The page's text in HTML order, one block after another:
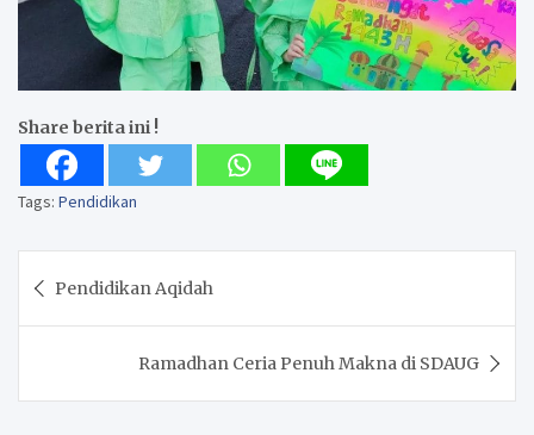
Share berita ini !
Tags: Pendidikan
navigation
Pendidikan Aqidah
Ramadhan Ceria Penuh Makna di SDAUG